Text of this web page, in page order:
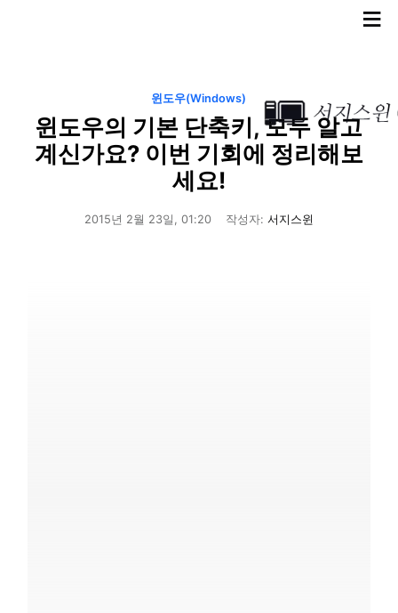
≡
윈도우(Windows)
윈도우의 기본 단축키, 모두 알고
계신가요? 이번 기회에 정리해보
세요!
2015년 2월 23일, 01:20 작성자: 서지스윈